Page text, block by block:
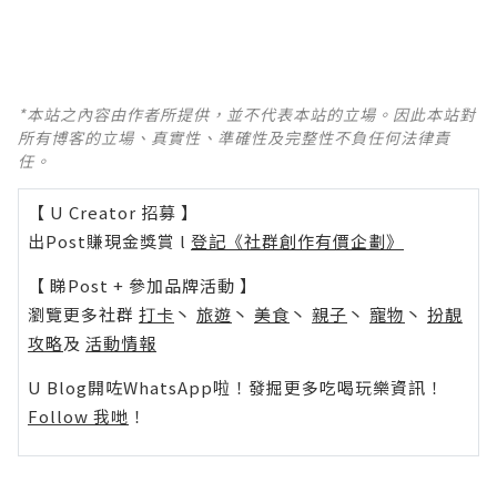
*本站之內容由作者所提供，並不代表本站的立場。因此本站對
所有博客的立場、真實性、準確性及完整性不負任何法律責
任。
【 U Creator 招募 】
出Post賺現金獎賞 l 登記《社群創作有價企劃》
【 睇Post + 參加品牌活動 】
瀏覽更多社群 打卡 丶 旅遊 丶 美食 丶 親子 丶 寵物 丶 扮靚
攻略及 活動情報
U Blog開咗WhatsApp啦！發掘更多吃喝玩樂資訊！
Follow 我哋 ！